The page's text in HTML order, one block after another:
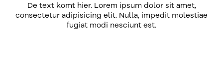
De text komt hier. Lorem ipsum dolor sit amet,
consectetur adipisicing elit. Nulla, impedit molestiae
fugiat modi nesciunt est.